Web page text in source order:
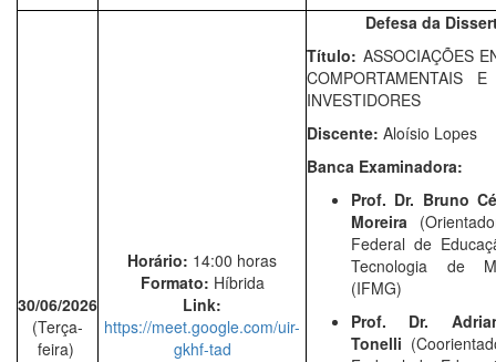
30/06/2026
(Terça-
feira)
Horário: 14:00 horas
Formato: Híbrida
Link:
https://meet.google.com/uir-
gkhf-tad
Defesa da
Título: ASSOCIAÇÕES
COMPORTAMENTAIS
INVESTIDORES
Discente: Aloísio Lopes
Banca Examinadora:
Prof. Dr. Bruno
Moreira
Federal de
Tecnologia de
(IFMG)
Prof. Dr.
Tonelli